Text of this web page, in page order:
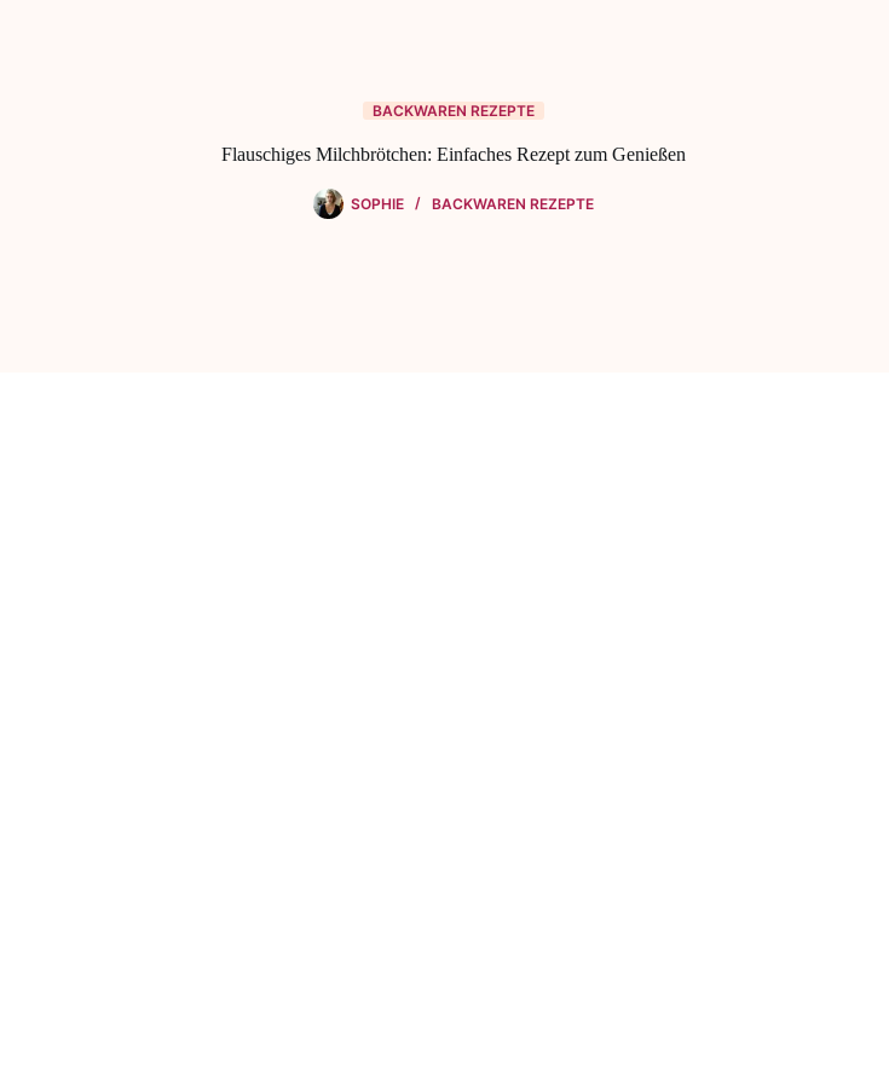
BACKWAREN REZEPTE
Flauschiges Milchbrötchen: Einfaches Rezept zum Genießen
SOPHIE BACKWAREN REZEPTE